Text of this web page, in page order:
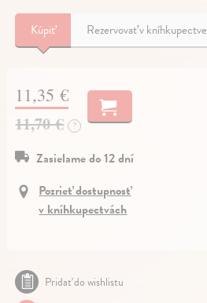
Kúpiť Rezervovať v kníhkupectve
11,35 €
11,70 € ?
Zasielame do 12 dní
Pozrieť dostupnosť
v kníhkupectvách
Pridať do wishlistu